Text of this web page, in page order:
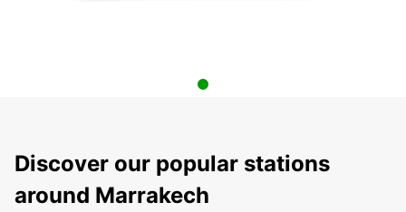
Discover our popular stations
around Marrakech